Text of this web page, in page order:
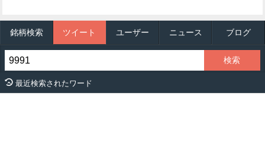
銘柄検索 ツイート ユーザー ニュース ブログ
最近検索されたワード